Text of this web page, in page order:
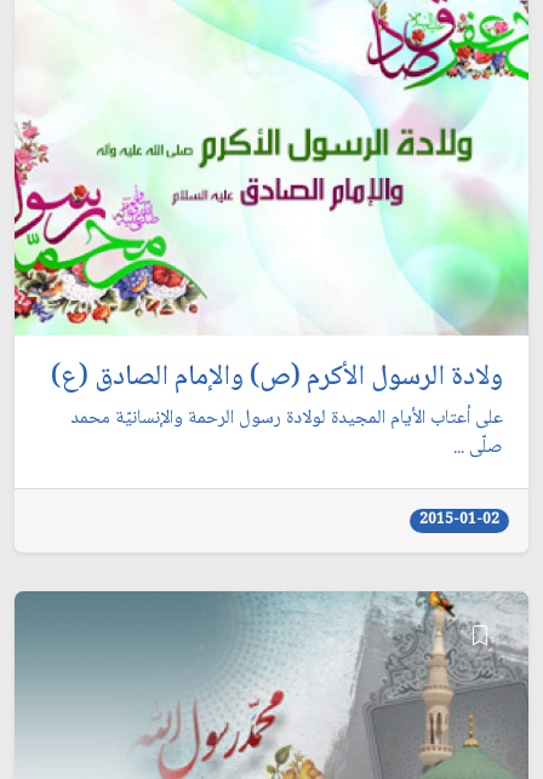
ولادة الرسول الأكرم (ص) والإمام الصادق (ع)
على أعتاب الأيام المجيدة لولادة رسول الرحمة والإنسانيّة محمد
صلّى ...
2015-01-02